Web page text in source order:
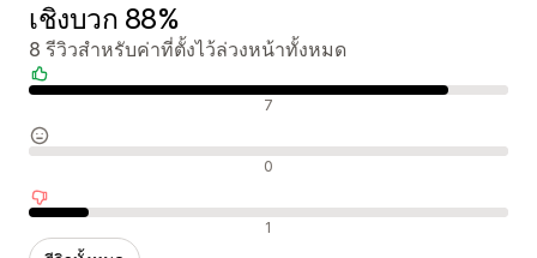
เชิงบวก 88%
8 รีวิวสำหรับค่าที่ตั้งไว้ล่วงหน้าทั้งหมด
รีวิวเชิงบวก 7
รีวิวที่เป็นกลาง 0
รีวิวเชิงลบ 1